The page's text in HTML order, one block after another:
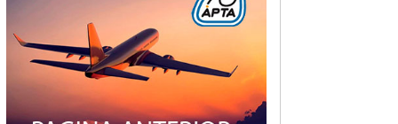
TURISMO Y RECREACIÓN
VIDEOS